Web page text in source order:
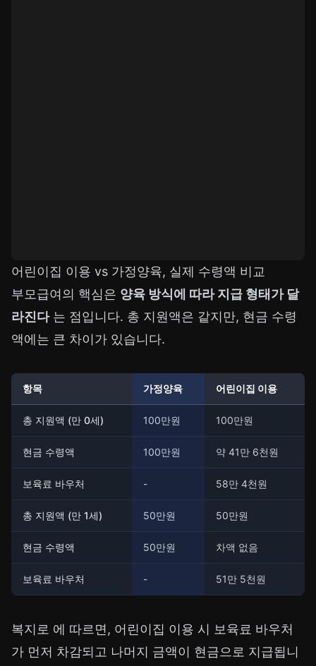
어린이집 이용 vs 가정양육, 실제 수령액 비교
부모급여의 핵심은 양육 방식에 따라 지급 형태가 달
라진다는 점입니다. 총 지원액은 같지만, 현금 수령
액에는 큰 차이가 있습니다.
항목 가정양육 어린이집 이용
총 지원액 (만 0세) 100만원 100만원
현금 수령액 100만원 약 41만 6천원
보육료 바우처 - 58만 4천원
총 지원액 (만 1세) 50만원 50만원
현금 수령액 50만원 차액 없음
보육료 바우처 - 51만 5천원
복지로 에 따르면, 어린이집 이용 시 보육료 바우처
가 먼저 차감되고 나머지 금액이 현금으로 지급됩니